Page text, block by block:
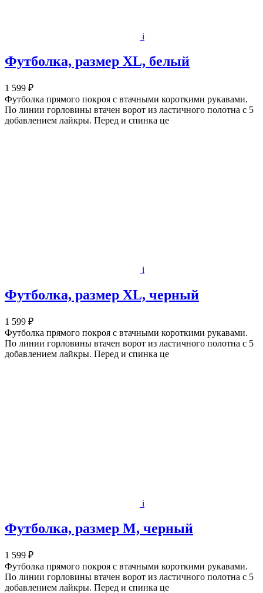
i
Футболка, размер XL, белый
1 599 ₽
Футболка прямого покроя с втачными короткими рукавами.
По линии горловины втачен ворот из ластичного полотна с 5
добавлением лайкры. Перед и спинка це
i
Футболка, размер XL, черный
1 599 ₽
Футболка прямого покроя с втачными короткими рукавами.
По линии горловины втачен ворот из ластичного полотна с 5
добавлением лайкры. Перед и спинка це
i
Футболка, размер M, черный
1 599 ₽
Футболка прямого покроя с втачными короткими рукавами.
По линии горловины втачен ворот из ластичного полотна с 5
добавлением лайкры. Перед и спинка це